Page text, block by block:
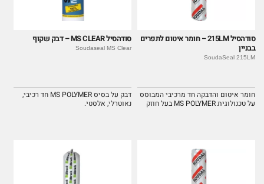
סודהסיל 215LM – חומר איטום לתפרים
בבניין
SoudaSeal 215LM
חומר איטום והדבקה חד מרכיבי המבוסס
על טכנולוגית MS POLYMER בעל חוזק
סודהסיל MS CLEAR – דבק שקוף
Soudaseal MS Clear
דבק על בסיס MS POLYMER חד רכיבי,
נאוטרלי, אלסטי.